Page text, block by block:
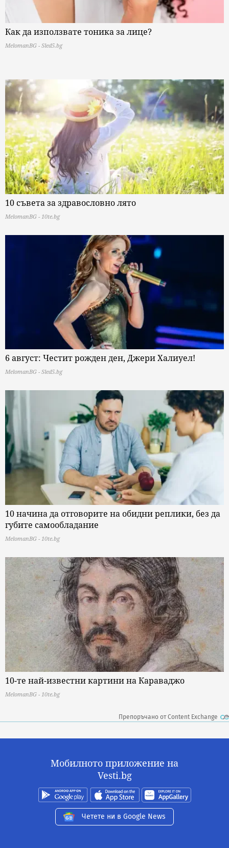
Как да използвате тоника за лице?
MelomanBG - Sled5.bg
10 съвета за здравословно лято
MelomanBG - 10te.bg
6 август: Честит рожден ден, Джери Халиуел!
MelomanBG - Sled5.bg
10 начина да отговорите на обидни реплики, без да
губите самообладание
MelomanBG - 10te.bg
10-те най-известни картини на Караваджо
MelomanBG - 10te.bg
Препоръчано от Content Exchange
Мобилното приложение на
Vesti.bg
Четете ни в Google News